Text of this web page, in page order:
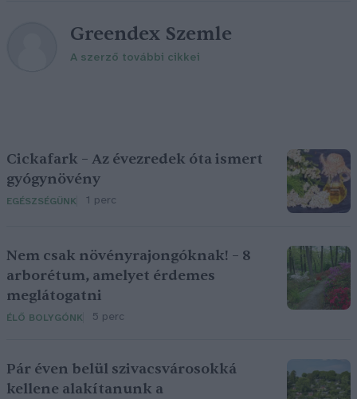
Greendex Szemle
A szerző további cikkei
Cickafark – Az évezredek óta ismert
gyógynövény
EGÉSZSÉGÜNK 1 perc
Nem csak növényrajongóknak! – 8
arborétum, amelyet érdemes
meglátogatni
ÉLŐ BOLYGÓNK 5 perc
Pár éven belül szivacsvárosokká
kellene alakítanunk a